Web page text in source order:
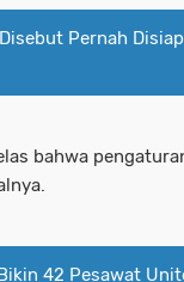
Pernah
bahwa
42 Pesawat